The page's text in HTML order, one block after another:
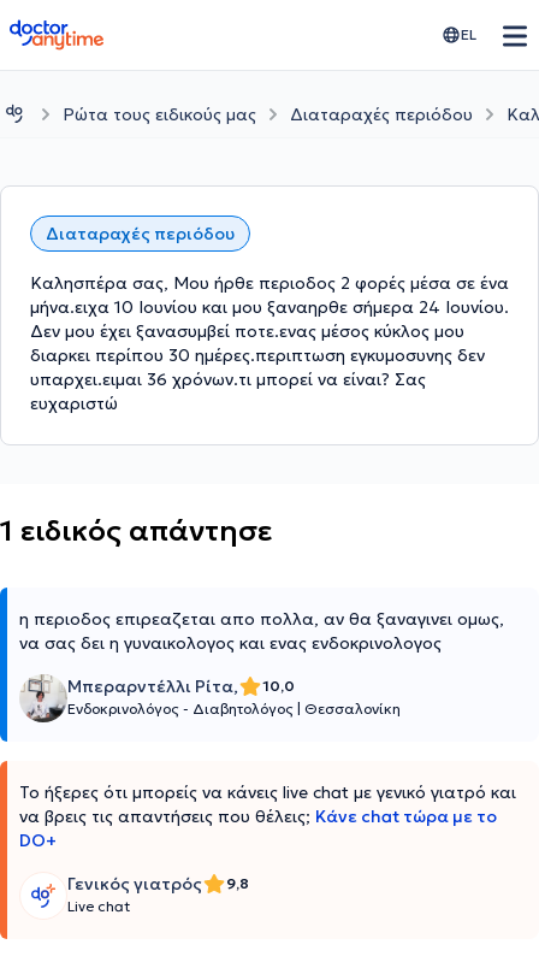
doctoranytime EL
Ρώτα τους ειδικούς μας Διαταραχές περιόδου
Διαταραχές περιόδου
Καλησπέρα σας, Μου ήρθε περιοδος 2 φορές μέσα σε ένα
μήνα.ειχα 10 Ιουνίου και μου ξαναηρθε σήμερα 24 Ιουνίου.
Δεν μου έχει ξανασυμβεί ποτε.ενας μέσος κύκλος μου
διαρκει περίπου 30 ημέρες.περιπτωση εγκυμοσυνης δεν
υπαρχει.ειμαι 36 χρόνων.τι μπορεί να είναι? Σας
ευχαριστώ
1 ειδικός απάντησε
η περιοδος επιρεαζεται απο πολλα, αν θα ξαναγινει ομως,
να σας δει η γυναικολογος και ενας ενδοκρινολογος
Μπεραρντέλλι Ρίτα,
10,0
Ενδοκρινολόγος - Διαβητολόγος Θεσσαλονίκη
Το ήξερες ότι μπορείς να κάνεις live chat με γενικό γιατρό και
να βρεις τις απαντήσεις που θέλεις; Κάνε chat τώρα με το
DO+
Γενικός γιατρός
9,8
Live chat